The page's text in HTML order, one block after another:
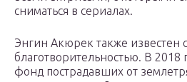
сниматься в сериалах.
Энгин Акюрек также известен
благотворительностью. В 2018
фонд пострадавших от